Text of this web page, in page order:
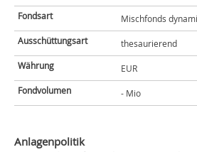
Fondsart
Mischfonds
Ausschüttungsart
thesaurierend
Währung
EUR
Fondvolumen
- Mio
Anlagenpolitik